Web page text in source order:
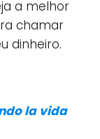
a melhor
chamar
dinheiro.
la vida